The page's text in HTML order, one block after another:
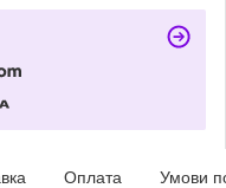
Оплата Умови